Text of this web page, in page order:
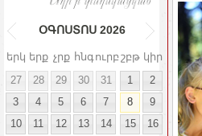
ՕԳՈՍՏՈՍ 2026
երկ երք չրք հնգուրբ շբթ կիր
27
28 29 30 31 1
2
3
4 5 6 7 8
9
10
11 12 13 14 15
16